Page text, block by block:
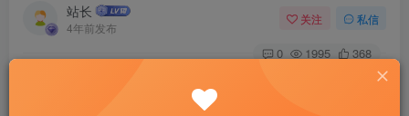
站长
4年前发布
关注 私信
0 1995 368